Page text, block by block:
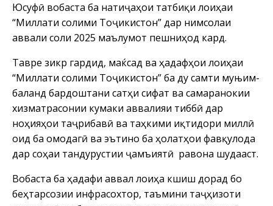
Юсуфӣ вобаста ба натиҷаҳои татбиқи лоиҳаи
“Миллати солими Тоҷикистон” дар нимсолаи
аввали соли 2025 маълумот пешниҳод кард.
Тавре зикр гардид, маќсад ва ҳадафҳои лоиҳаи
“Миллати солими Тоҷикистон” ба ду самти муњим-
баланд бардоштани сатҳи сифат ва самаранокии
хизматрасонии кумаки аввалияи тиббӣ дар
ноҳияҳои таҷрибавӣ ва таҳкими иқтидори миллӣ
оид ба омодагӣ ва эътино ба ҳолатҳои фавқулода
дар соҳаи тандурустии ҷамъиятӣ равона шудааст.
Вобаста ба ҳадафи аввал лоиҳа кӯшиш дорад бо
беҳтарсозии инфрасохтор, таъмини таҷҳизоти